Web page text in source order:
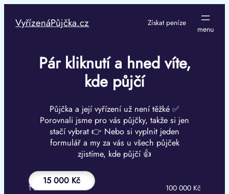
obsah
VyřízenáPůjčka.cz Získat peníze
Pár kliknutí a hned víte,
kde půjčí
Půjčka a její vyřízení už není těžké ✅
Porovnali jsme pro vás půjčky, takže si jen
stačí vybrat 👉 Nebo si vyplnit jeden
formulář a my za vás u všech půjček
zjistíme, kde půjčí 👍
15 000 Kč
1 000 Kč 100 000 Kč